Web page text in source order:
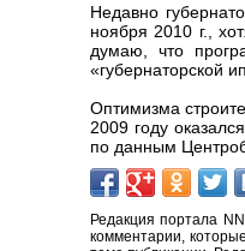
Недавно
ноября 2010 г.,
думаю, что
«губернаторской
Оптимизма
2009 году
по данным
Редакция портала
комментарии,